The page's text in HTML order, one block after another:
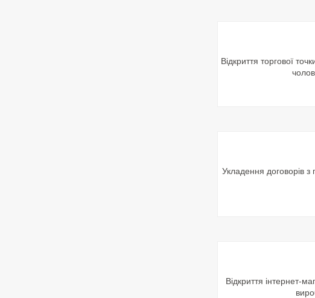
Відкриття торгової
Укладення договорів
Відкриття інтернет-